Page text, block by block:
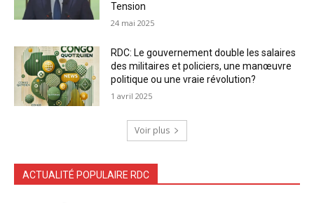
Tension
24 mai 2025
RDC: Le gouvernement double les salaires
des militaires et policiers, une manœuvre
politique ou une vraie révolution?
1 avril 2025
Voir plus
ACTUALITÉ POPULAIRE RDC